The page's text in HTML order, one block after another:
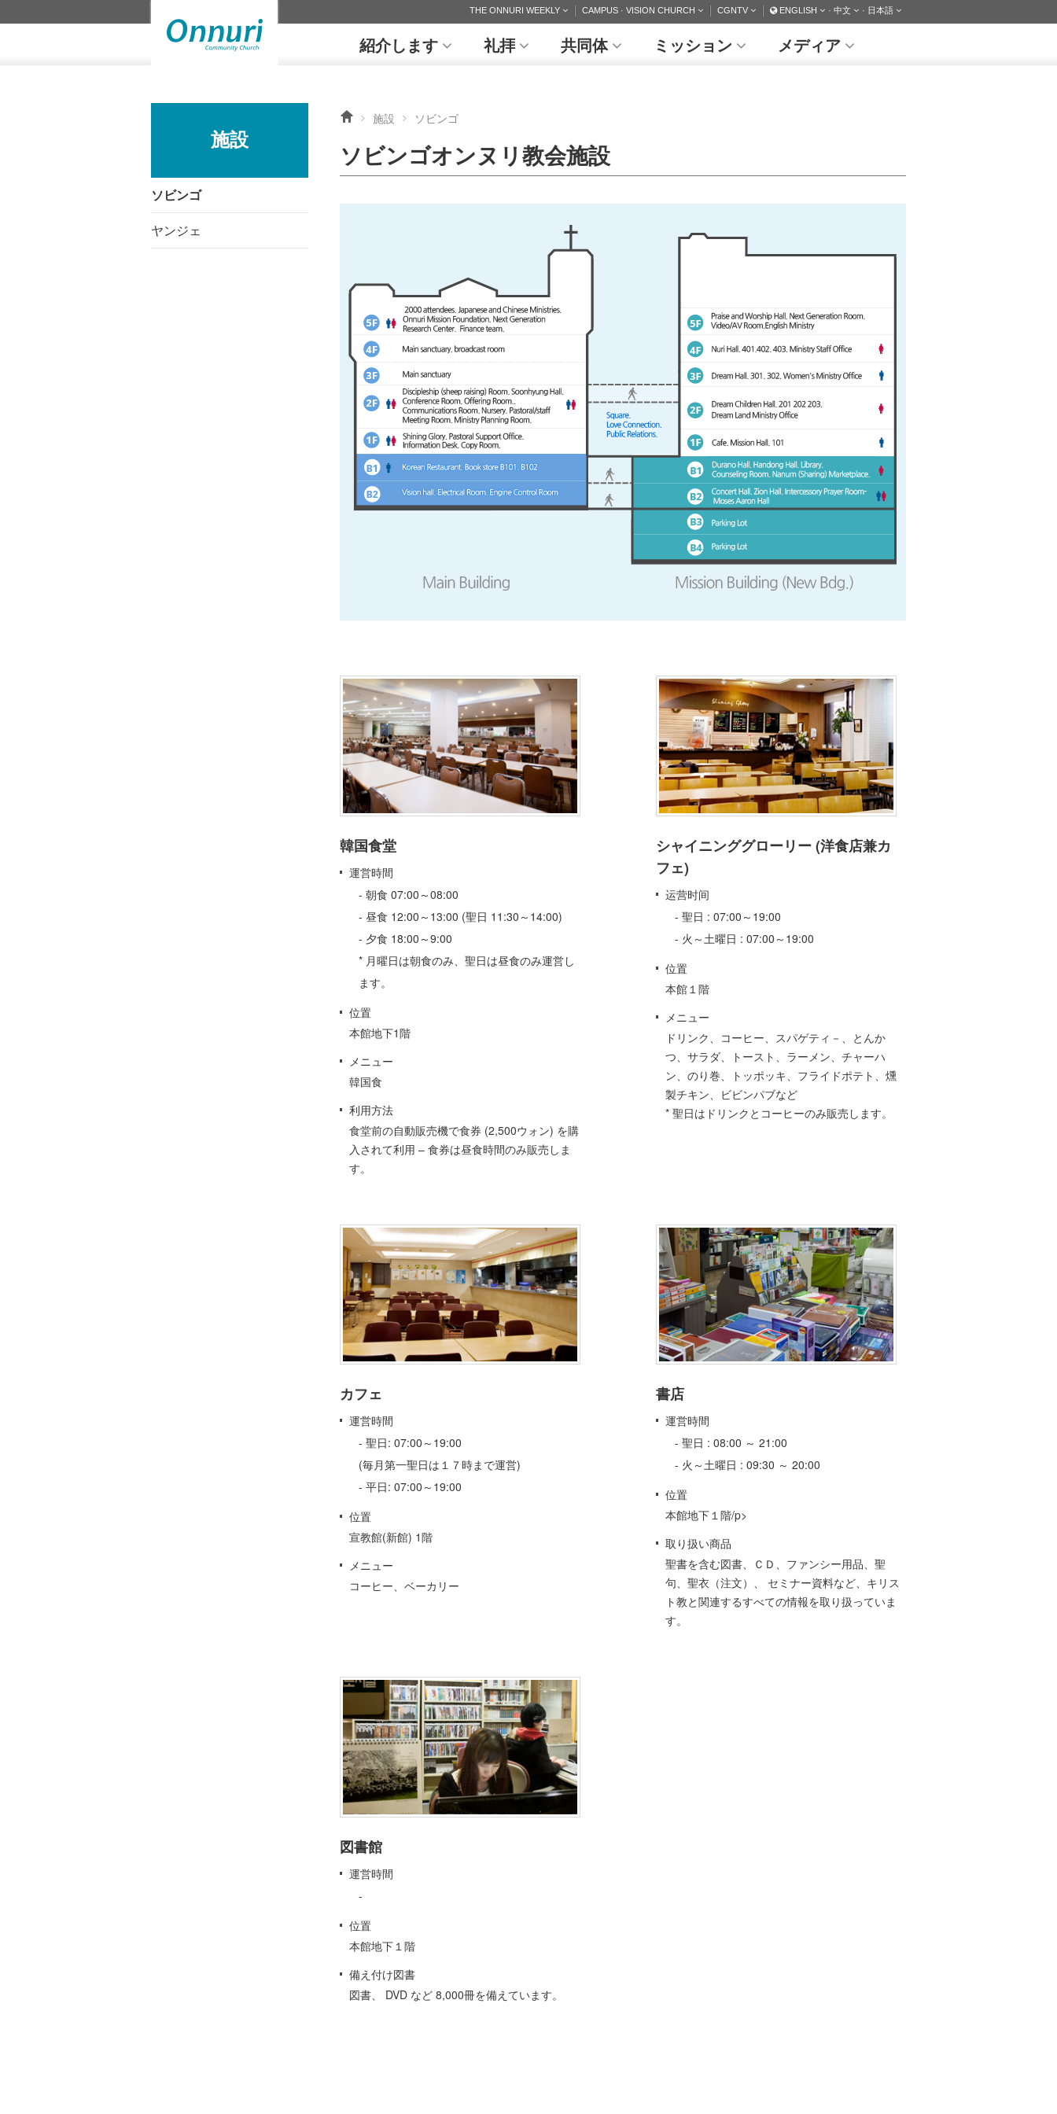
THE ONNURI WEEKLY CAMPUS · VISION CHURCH CGNTV ENGLISH · 中文 · 日本語
紹介します 礼拝 共同体 ミッション メディア
施設 ソビンゴ
ソビンゴオンヌリ教会施設
韓国食堂
運営時間
- 朝食 07:00～08:00
- 昼食 12:00～13:00 (聖日 11:30～14:00)
- 夕食 18:00～9:00
* 月曜日は朝食のみ、聖日は昼食のみ運営し
ます。
位置
本館地下1階
メニュー
韓国食
利用方法
食堂前の自動販売機で食券 (2,500ウォン) を購
入されて利用 – 食券は昼食時間のみ販売しま
す。
シャイニンググローリー (洋食店兼カ
フェ)
运营时间
- 聖日 : 07:00～19:00
- 火～土曜日 : 07:00～19:00
位置
本館１階
メニュー
ドリンク、コーヒー、スパゲティ－、とんか
つ、サラダ、トースト、ラーメン、チャーハ
ン、のり巻、トッポッキ、フライドポテト、燻
製チキン、ビビンパブなど
* 聖日はドリンクとコーヒーのみ販売します。
カフェ
運営時間
- 聖日: 07:00～19:00
(毎月第一聖日は１７時まで運営)
- 平日: 07:00～19:00
位置
宣教館(新館) 1階
メニュー
コーヒー、ベーカリー
書店
運営時間
- 聖日 : 08:00 ～ 21:00
- 火～土曜日 : 09:30 ～ 20:00
位置
本館地下１階/p>
取り扱い商品
聖書を含む図書、ＣＤ、ファンシー用品、聖
句、聖衣（注文）、 セミナー資料など、キリス
ト教と関連するすべての情報を取り扱っていま
す。
図書館
運営時間
-
位置
本館地下１階
備え付け図書
図書、 DVD など 8,000冊を備えています。
施設
ソビンゴ
ヤンジェ